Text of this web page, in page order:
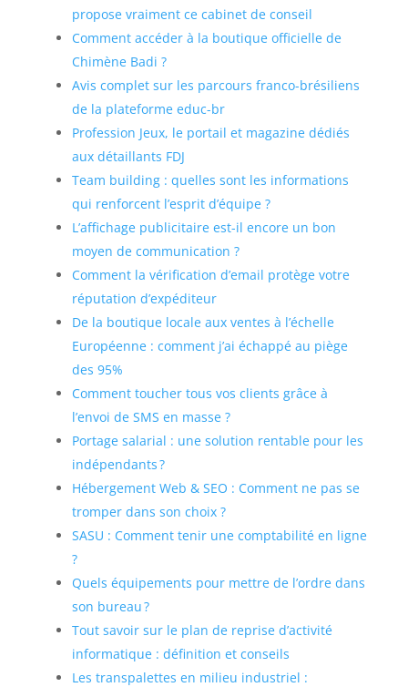
propose vraiment ce cabinet de conseil
Comment accéder à la boutique officielle de
Chimène Badi ?
Avis complet sur les parcours franco-brésiliens
de la plateforme educ-br
Profession Jeux, le portail et magazine dédiés
aux détaillants FDJ
Team building : quelles sont les informations
qui renforcent l’esprit d’équipe ?
L’affichage publicitaire est-il encore un bon
moyen de communication ?
Comment la vérification d’email protège votre
réputation d’expéditeur
De la boutique locale aux ventes à l’échelle
Européenne : comment j’ai échappé au piège
des 95%
Comment toucher tous vos clients grâce à
l’envoi de SMS en masse ?
Portage salarial : une solution rentable pour les
indépendants ?
Hébergement Web & SEO : Comment ne pas se
tromper dans son choix ?
SASU : Comment tenir une comptabilité en ligne
?
Quels équipements pour mettre de l’ordre dans
son bureau ?
Tout savoir sur le plan de reprise d’activité
informatique : définition et conseils
Les transpalettes en milieu industriel :